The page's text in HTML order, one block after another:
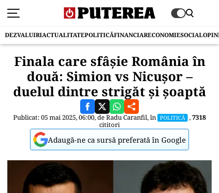
DEZVALUIRIACTUALITATEPOLITICĂFINANCIARECONOMIESOCIAL
Finala care sfâșie România în
două: Simion vs Nicușor –
duelul dintre strigăt și șoaptă
Publicat: 05 mai 2025, 06:00, deRadu Caranfil, în POLITICĂ ,7318
cititori
Adaugă-ne ca sursă preferată în Google